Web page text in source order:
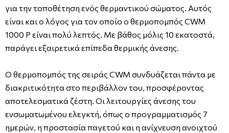
για την τοποθέτηση ενός θερμαντικού σώματος. Αυτός
είναι και ο λόγος για τον οποίο ο θερμοπομπός CWM
1000 P είναι πολύ λεπτός. Με βάθος μόλις 10 εκατοστά,
παράγει εξαιρετικά επίπεδα θερμικής άνεσης.
Ο θερμοπομπός της σειράς CWM συνδυάζεται πάντα με
διακριτικότητα στο περιβάλλον του, προσφέροντας
αποτελεσματικά ζέστη. Οι λειτουργίες άνεσης του
ενσωματωμένου ελεγκτή, όπως ο προγραμματισμός 7
ημερών, η προστασία παγετού και η ανίχνευση ανοιχτού